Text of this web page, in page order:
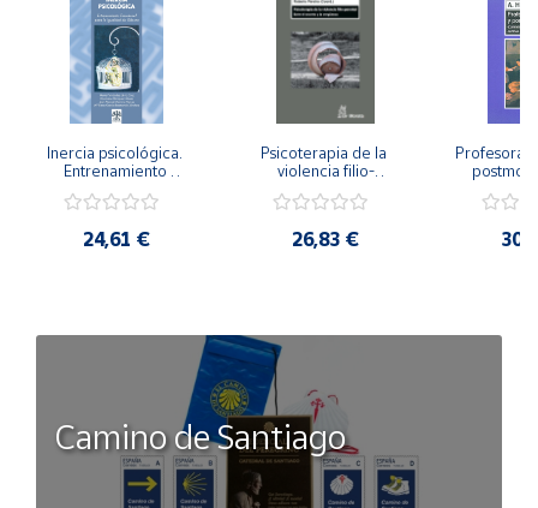
Inercia psicológica.
Entrenamiento
Igualdad de Género.
24,61 €
Psicoterapia de la
violencia filio-
secreto y la
26,83 €
Camino de Santiago